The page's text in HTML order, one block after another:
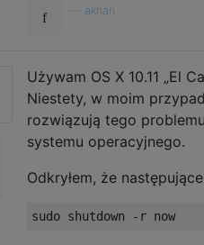
akhan
Używam OS X 10.11 „El
Niestety, w moim
rozwiązują tego
systemu operacyjnego.
Odkryłem, że